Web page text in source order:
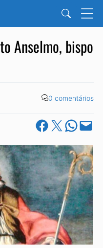
Anselmo, bispo
0 comentários
Share on Facebook
Share on X Share on
Email this